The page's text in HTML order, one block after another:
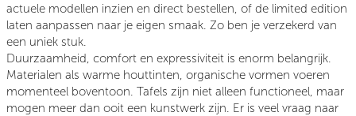
actuele modellen inzien en direct bestellen, of de limited edition
laten aanpassen naar je eigen smaak. Zo ben je verzekerd van
een uniek stuk.
Duurzaamheid, comfort en expressiviteit is enorm belangrijk.
Materialen als warme houttinten, organische vormen voeren
momenteel boventoon. Tafels zijn niet alleen functioneel, maar
mogen meer dan ooit een kunstwerk zijn. Er is veel vraag naar